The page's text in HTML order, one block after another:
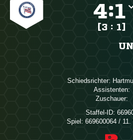
:
[3 : 1]
Schiedsrichter:
Assistenten:
Zuschauer:
Staffel-ID:
Spiel: 669600064 /